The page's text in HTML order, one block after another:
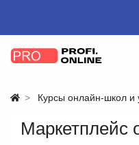
Курсы онлайн-школ и
Маркетплейс